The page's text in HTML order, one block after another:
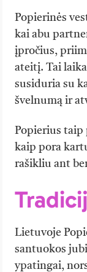
Popierinės
kai abu
įpročius,
ateitį. Tai
susiduria su
švelnumą ir
Popierius taip
kaip pora
rašikliu ant
Lietuvoje
santuokos
ypatingai,